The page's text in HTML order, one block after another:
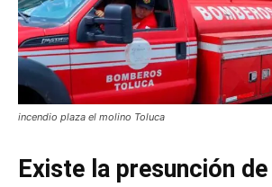
incendio plaza el molino Toluca
Existe la presunción de